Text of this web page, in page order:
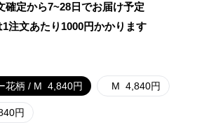
確定から7~28日でお届け予定
注文あたり 1000円かかります
花柄 / M 4,840円 M 4,840円
円